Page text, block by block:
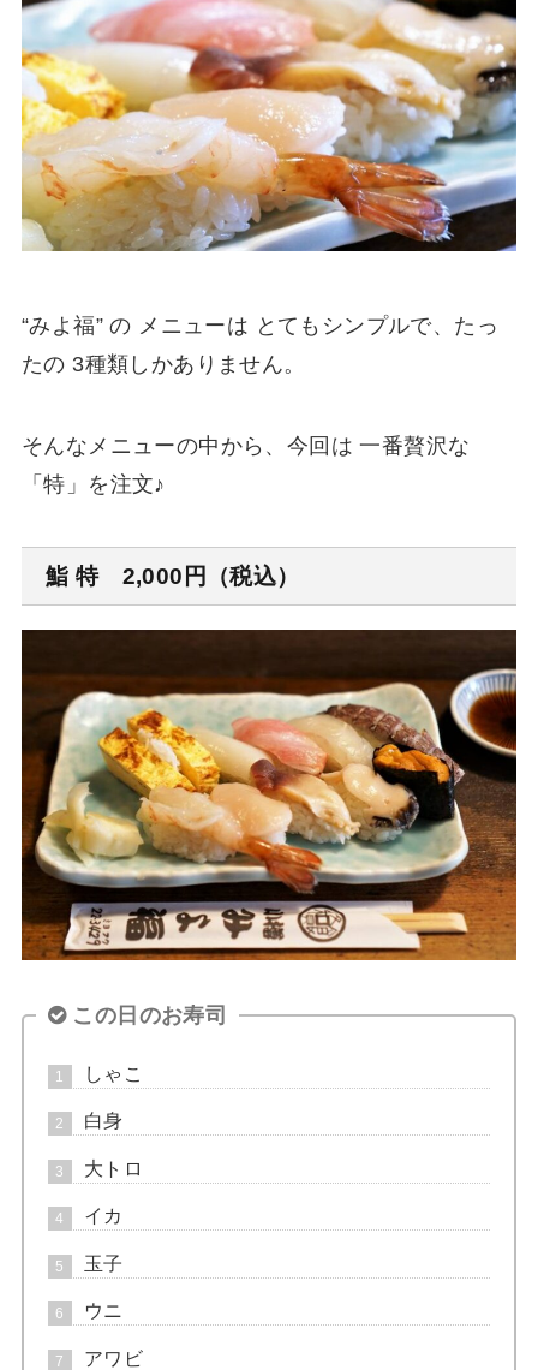
“みよ福” の メニューは とてもシンプルで、たっ
たの 3種類しかありません。
そんなメニューの中から、今回は 一番贅沢な
「特」を注文♪
鮨 特 2,000円（税込）
この日のお寿司
しゃこ
白身
大トロ
イカ
玉子
ウニ
アワビ